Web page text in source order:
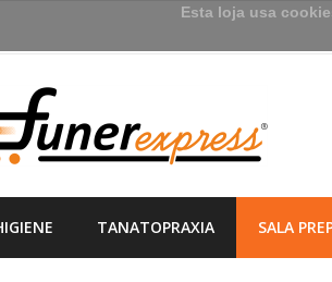
TANATOPRAXIA SALA
Esta loja usa